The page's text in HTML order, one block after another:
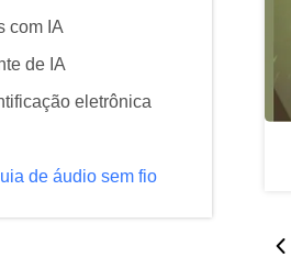
com IA
de IA
eletrônica
de áudio sem fio